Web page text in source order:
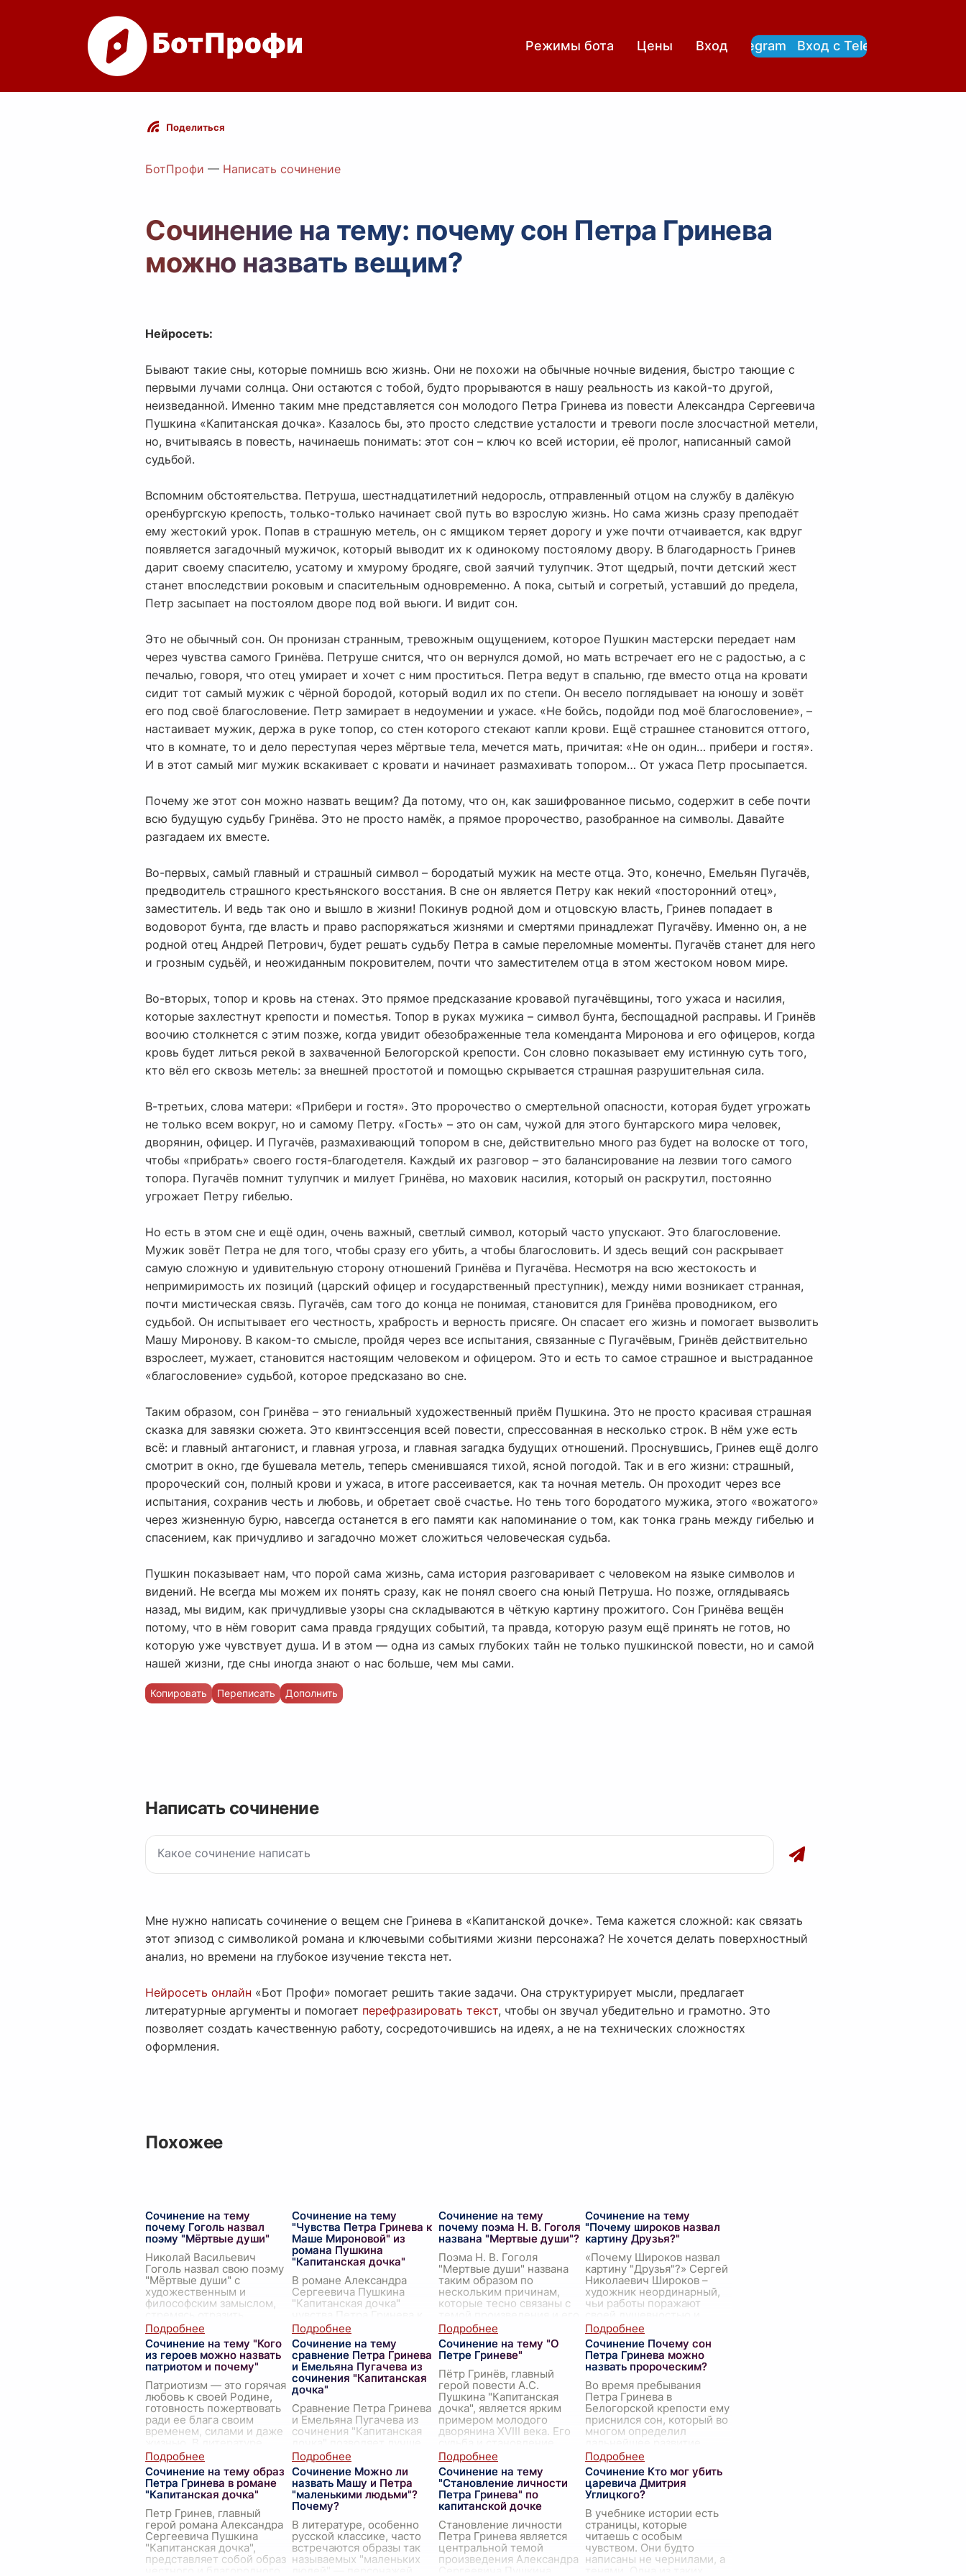
Режимы бота Цены Вход
Вход с Telegram Вход с Telegram
Поделиться
БотПрофи — Написать сочинение
Сочинение на тему: почему сон Петра Гринева
можно назвать вещим?
Нейросеть:
Бывают такие сны, которые помнишь всю жизнь. Они не похожи на обычные ночные видения, быстро тающие с
первыми лучами солнца. Они остаются с тобой, будто прорываются в нашу реальность из какой-то другой,
неизведанной. Именно таким мне представляется сон молодого Петра Гринева из повести Александра Сергеевича
Пушкина «Капитанская дочка». Казалось бы, это просто следствие усталости и тревоги после злосчастной метели,
но, вчитываясь в повесть, начинаешь понимать: этот сон – ключ ко всей истории, её пролог, написанный самой
судьбой.
Вспомним обстоятельства. Петруша, шестнадцатилетний недоросль, отправленный отцом на службу в далёкую
оренбургскую крепость, только-только начинает свой путь во взрослую жизнь. Но сама жизнь сразу преподаёт
ему жестокий урок. Попав в страшную метель, он с ямщиком теряет дорогу и уже почти отчаивается, как вдруг
появляется загадочный мужичок, который выводит их к одинокому постоялому двору. В благодарность Гринев
дарит своему спасителю, усатому и хмурому бродяге, свой заячий тулупчик. Этот щедрый, почти детский жест
станет впоследствии роковым и спасительным одновременно. А пока, сытый и согретый, уставший до предела,
Петр засыпает на постоялом дворе под вой вьюги. И видит сон.
Это не обычный сон. Он пронизан странным, тревожным ощущением, которое Пушкин мастерски передает нам
через чувства самого Гринёва. Петруше снится, что он вернулся домой, но мать встречает его не с радостью, а с
печалью, говоря, что отец умирает и хочет с ним проститься. Петра ведут в спальню, где вместо отца на кровати
сидит тот самый мужик с чёрной бородой, который водил их по степи. Он весело поглядывает на юношу и зовёт
его под своё благословение. Петр замирает в недоумении и ужасе. «Не бойсь, подойди под моё благословение», –
настаивает мужик, держа в руке топор, со стен которого стекают капли крови. Ещё страшнее становится оттого,
что в комнате, то и дело переступая через мёртвые тела, мечется мать, причитая: «Не он один… прибери и гостя».
И в этот самый миг мужик вскакивает с кровати и начинает размахивать топором… От ужаса Петр просыпается.
Почему же этот сон можно назвать вещим? Да потому, что он, как зашифрованное письмо, содержит в себе почти
всю будущую судьбу Гринёва. Это не просто намёк, а прямое пророчество, разобранное на символы. Давайте
разгадаем их вместе.
Во-первых, самый главный и страшный символ – бородатый мужик на месте отца. Это, конечно, Емельян Пугачёв,
предводитель страшного крестьянского восстания. В сне он является Петру как некий «посторонний отец»,
заместитель. И ведь так оно и вышло в жизни! Покинув родной дом и отцовскую власть, Гринев попадает в
водоворот бунта, где власть и право распоряжаться жизнями и смертями принадлежат Пугачёву. Именно он, а не
родной отец Андрей Петрович, будет решать судьбу Петра в самые переломные моменты. Пугачёв станет для него
и грозным судьёй, и неожиданным покровителем, почти что заместителем отца в этом жестоком новом мире.
Во-вторых, топор и кровь на стенах. Это прямое предсказание кровавой пугачёвщины, того ужаса и насилия,
которые захлестнут крепости и поместья. Топор в руках мужика – символ бунта, беспощадной расправы. И Гринёв
воочию столкнется с этим позже, когда увидит обезображенные тела коменданта Миронова и его офицеров, когда
кровь будет литься рекой в захваченной Белогорской крепости. Сон словно показывает ему истинную суть того,
кто вёл его сквозь метель: за внешней простотой и помощью скрывается страшная разрушительная сила.
В-третьих, слова матери: «Прибери и гостя». Это пророчество о смертельной опасности, которая будет угрожать
не только всем вокруг, но и самому Петру. «Гость» – это он сам, чужой для этого бунтарского мира человек,
дворянин, офицер. И Пугачёв, размахивающий топором в сне, действительно много раз будет на волоске от того,
чтобы «прибрать» своего гостя-благодетеля. Каждый их разговор – это балансирование на лезвии того самого
топора. Пугачёв помнит тулупчик и милует Гринёва, но маховик насилия, который он раскрутил, постоянно
угрожает Петру гибелью.
Но есть в этом сне и ещё один, очень важный, светлый символ, который часто упускают. Это благословение.
Мужик зовёт Петра не для того, чтобы сразу его убить, а чтобы благословить. И здесь вещий сон раскрывает
самую сложную и удивительную сторону отношений Гринёва и Пугачёва. Несмотря на всю жестокость и
непримиримость их позиций (царский офицер и государственный преступник), между ними возникает странная,
почти мистическая связь. Пугачёв, сам того до конца не понимая, становится для Гринёва проводником, его
судьбой. Он испытывает его честность, храбрость и верность присяге. Он спасает его жизнь и помогает вызволить
Машу Миронову. В каком-то смысле, пройдя через все испытания, связанные с Пугачёвым, Гринёв действительно
взрослеет, мужает, становится настоящим человеком и офицером. Это и есть то самое страшное и выстраданное
«благословение» судьбой, которое предсказано во сне.
Таким образом, сон Гринёва – это гениальный художественный приём Пушкина. Это не просто красивая страшная
сказка для завязки сюжета. Это квинтэссенция всей повести, спрессованная в несколько строк. В нём уже есть
всё: и главный антагонист, и главная угроза, и главная загадка будущих отношений. Проснувшись, Гринев ещё долго
смотрит в окно, где бушевала метель, теперь сменившаяся тихой, ясной погодой. Так и в его жизни: страшный,
пророческий сон, полный крови и ужаса, в итоге рассеивается, как та ночная метель. Он проходит через все
испытания, сохранив честь и любовь, и обретает своё счастье. Но тень того бородатого мужика, этого «вожатого»
через жизненную бурю, навсегда останется в его памяти как напоминание о том, как тонка грань между гибелью и
спасением, как причудливо и загадочно может сложиться человеческая судьба.
Пушкин показывает нам, что порой сама жизнь, сама история разговаривает с человеком на языке символов и
видений. Не всегда мы можем их понять сразу, как не понял своего сна юный Петруша. Но позже, оглядываясь
назад, мы видим, как причудливые узоры сна складываются в чёткую картину прожитого. Сон Гринёва вещён
потому, что в нём говорит сама правда грядущих событий, та правда, которую разум ещё принять не готов, но
которую уже чувствует душа. И в этом — одна из самых глубоких тайн не только пушкинской повести, но и самой
нашей жизни, где сны иногда знают о нас больше, чем мы сами.
Копировать Переписать Дополнить
Написать сочинение
Мне нужно написать сочинение о вещем сне Гринева в «Капитанской дочке». Тема кажется сложной: как связать
этот эпизод с символикой романа и ключевыми событиями жизни персонажа? Не хочется делать поверхностный
анализ, но времени на глубокое изучение текста нет.
Нейросеть онлайн «Бот Профи» помогает решить такие задачи. Она структурирует мысли, предлагает
литературные аргументы и помогает перефразировать текст, чтобы он звучал убедительно и грамотно. Это
позволяет создать качественную работу, сосредоточившись на идеях, а не на технических сложностях
оформления.
Похожее
Сочинение на тему
почему Гоголь назвал
поэму "Мёртвые души"
Николай Васильевич
Гоголь назвал свою поэму
"Мёртвые души" с
художественным и
философским замыслом,
глубокие проблемы
русского общества своего
времени. Название п...
Сочинение на тему
"Чувства Петра Гринева к
Маше Мироновой" из
романа Пушкина
"Капитанская дочка"
В романе Александра
Сергеевича Пушкина
"Капитанская дочка"
Маше Мироновой проходят
через целую гамму,
начинаясь от простого
юношеского увлечения и
перераста...
Сочинение на тему
почему поэма Н. В. Гоголя
названа "Мертвые души"?
Поэма Н. В. Гоголя
"Мертвые души" названа
таким образом по
нескольким причинам,
которые тесно связаны с
идейным содержанием.
Во-первых, название
"Мертвые...
Сочинение на тему
"Почему широков назвал
картину Друзья?"
«Почему Широков назвал
картину "Друзья"?» Сергей
Николаевич Широков –
художник неординарный,
чьи работы поражают
искренностью. Одна из его
картин, названная "Д...
Сочинение на тему "Кого
из героев можно назвать
патриотом и почему"
Патриотизм — это горячая
любовь к своей Родине,
готовность пожертвовать
ради ее блага своим
временем, силами и даже
много героев, которым
можно приписать это з...
Сочинение на тему
сравнение Петра Гринева
и Емельяна Пугачева из
сочинения "Капитанская
дочка"
Сравнение Петра Гринева
и Емельяна Пугачева из
сочинения "Капитанская
понять их характеры,
убеждения и их роли в
романе. Оба персонажа
являются ключевыми фиг
Сочинение на тему "О
Петре Гриневе"
Пётр Гринёв, главный
герой повести А.С.
Пушкина "Капитанская
дочка", является ярким
примером молодого
дворянина XVIII века. Его
личности оказываются
непосредст ...
Сочинение Почему сон
Петра Гринева можно
назвать пророческим?
Во время пребывания
Петра Гринева в
Белогорской крепости ему
приснился сон, который во
многом определил
событий и его личную
судьбу, которую можно
назвать проро...
Сочинение на тему образ
Петра Гринева в романе
"Капитанская дочка"
Петр Гринев, главный
герой романа Александра
Сергеевича Пушкина
"Капитанская дочка",
представляет собой образ
Сочинение Можно ли
назвать Машу и Петра
"маленькими людьми"?
Почему?
В литературе, особенно
русской классике, часто
встречаются образы так
называемых "маленьких
Сочинение на тему
"Становление личности
Петра Гринева" по
капитанской дочке
Становление личности
Петра Гринева является
центральной темой
произведения Александра
Сочинение Кто мог убить
царевича Дмитрия
Углицкого?
В учебнике истории есть
страницы, которые
читаешь с особым
чувством. Они будто
написаны не чернилами, а